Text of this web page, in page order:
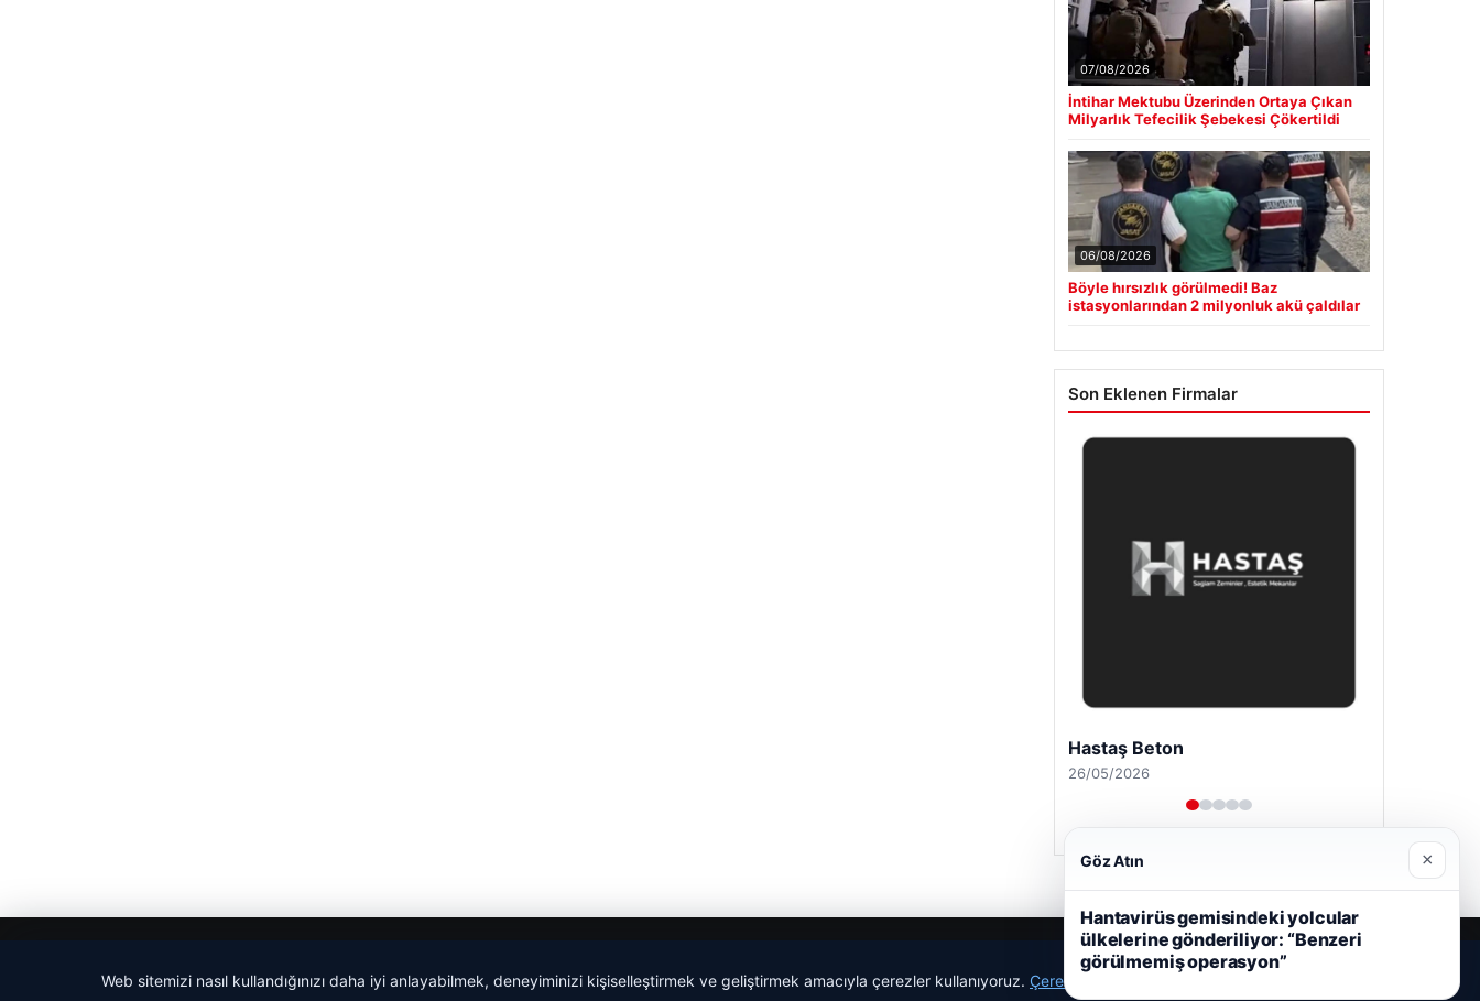
07/08/2026
İntihar Mektubu Üzerinden Ortaya Çıkan
Milyarlık Tefecilik Şebekesi Çökertildi
06/08/2026
Böyle hırsızlık görülmedi! Baz
istasyonlarından 2 milyonluk akü çaldılar
Son Eklenen Firmalar
Hastaş Beton
26/05/2026
Web sitemizi nasıl kullandığınızı daha iyi anlayabilmek, deneyiminizi kişiselleştirmek ve geliştirmek amacıyla çerezler kullanıyoruz. Çerez Politikamız
Göz Atın ×
Hantavirüs gemisindeki yolcular
ülkelerine gönderiliyor: “Benzeri
görülmemiş operasyon”